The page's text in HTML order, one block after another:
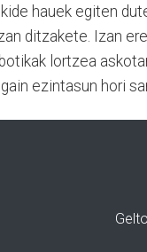
hauek egiten
ditzakete. Izan
lortzea
ezintasun hori